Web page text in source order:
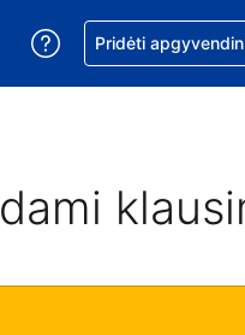
Jūsų pasirinkta
kalbą. Jūsų
Pagalba dėl
Pridėti